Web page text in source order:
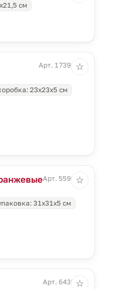
см
Арт. 17398.60
23х23х5 см
☆
Арт. 5590.20
31х31х5 см
☆
Арт. 6435.60
☆